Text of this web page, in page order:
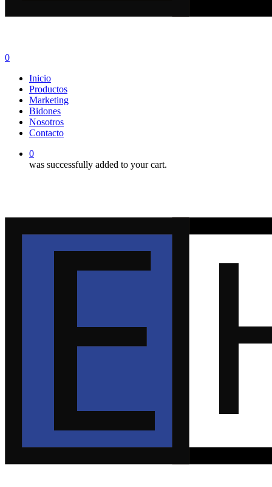
0
Inicio
Productos
Marketing
Bidones
Nosotros
Contacto
0
was successfully added to your cart.